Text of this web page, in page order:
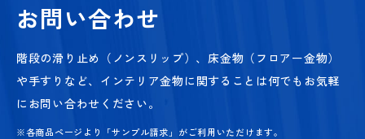
お問い合わせ
階段の滑り止め（ノンスリップ）、床金物（フロアー金物）
や手すりなど、 インテリア金物に関することは何でもお気軽
にお問い合わせください。
※各商品ページより「サンプル請求」がご利用いただけます。